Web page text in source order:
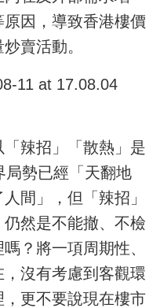
因，導致香港樓價
賣活動。
辣招」「散熱」是
局勢已經「天翻地
間」，但「辣招」
然是不能撤、不檢
？將一項周期性、
沒有考慮到客觀環
更不要說現在樓市